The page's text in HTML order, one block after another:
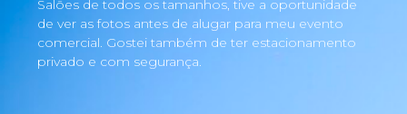
Salões de todos os tamanhos, tive a oportunidade
de ver as fotos antes de alugar para meu evento
comercial. Gostei também de ter estacionamento
privado e com segurança.